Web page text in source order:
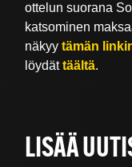
ottelun suorana
katsominen
näkyytämän
löydättäältä.
LISÄÄ